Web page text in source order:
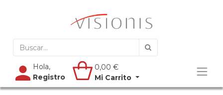
Hola,
Registro
0,00 €
Mi Carrito